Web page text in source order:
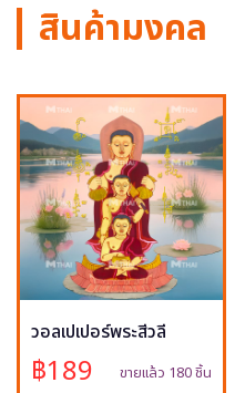
สินค้ามงคล
วอลเปเปอร์พระสีวลี
฿189 ขายแล้ว 180 ชิ้น